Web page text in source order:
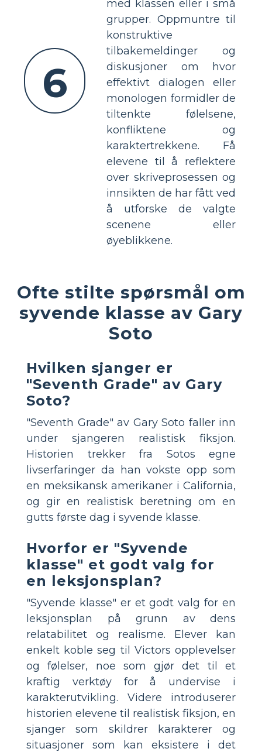
6
med klassen eller i små
grupper. Oppmuntre til
konstruktive
tilbakemeldinger og
diskusjoner om hvor
effektivt dialogen eller
monologen formidler de
tiltenkte følelsene,
konfliktene og
karaktertrekkene. Få
elevene til å reflektere
over skriveprosessen og
innsikten de har fått ved
å utforske de valgte
scenene eller
øyeblikkene.
Ofte stilte spørsmål om
syvende klasse av Gary
Soto
Hvilken sjanger er
"Seventh Grade" av Gary
Soto?
"Seventh Grade" av Gary Soto faller inn
under sjangeren realistisk fiksjon.
Historien trekker fra Sotos egne
livserfaringer da han vokste opp som
en meksikansk amerikaner i California,
og gir en realistisk beretning om en
gutts første dag i syvende klasse.
Hvorfor er "Syvende
klasse" et godt valg for
en leksjonsplan?
"Syvende klasse" er et godt valg for en
leksjonsplan på grunn av dens
relatabilitet og realisme. Elever kan
enkelt koble seg til Victors opplevelser
og følelser, noe som gjør det til et
kraftig verktøy for å undervise i
karakterutvikling. Videre introduserer
historien elevene til realistisk fiksjon, en
sjanger som skildrer karakterer og
situasjoner som kan eksistere i det